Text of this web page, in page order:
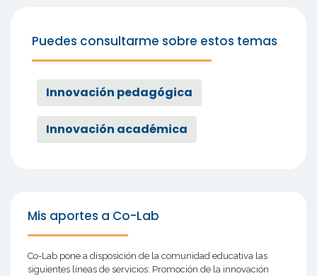
Puedes consultarme sobre estos temas
Innovación pedagógica
Innovación académica
Mis aportes a Co-Lab
Co-Lab pone a disposición de la comunidad educativa las
siguientes líneas de servicios: Promoción de la innovación